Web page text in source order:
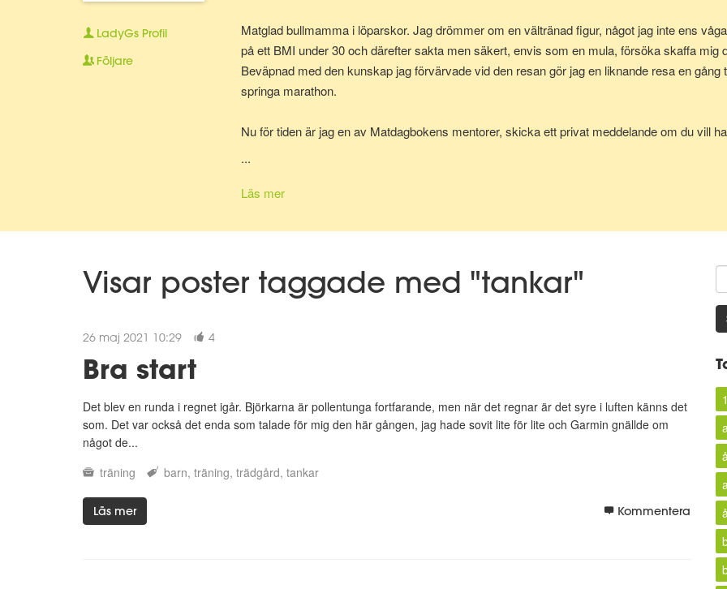
Matglad bullmamma i löparskor. Jag drömmer om en vältränad figur, något jag inte ens
på ett BMI under 30 och därefter sakta men säkert, envis som en mula, försöka skaffa mig
Beväpnad med den kunskap jag förvärvade vid den resan gör jag en liknande resa en
springa marathon.
Nu för tiden är jag en av Matdagbokens mentorer, skicka ett privat meddelande om du vill
...
Läs mer
LadyGs Profil
Följare
Visar poster taggade med "tankar"
26 maj 2021 10:29 4
Bra start
Det blev en runda i regnet igår. Björkarna är pollentunga fortfarande, men när det regnar är det syre i luften känns det
som. Det var också det enda som talade för mig den här gången, jag hade sovit lite för lite och Garmin gnällde om
något de...
träning
barn träning trädgård tankar
Läs mer Kommentera